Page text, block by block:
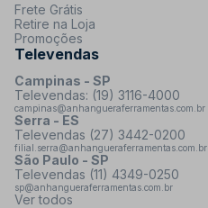
Frete Grátis
Retire na Loja
Promoções
Televendas
Campinas - SP
Televendas: (19) 3116-4000
campinas@anhangueraferramentas.com.br
Serra - ES
Televendas (27) 3442-0200
filial.serra@anhangueraferramentas.com.br
São Paulo - SP
Televendas (11) 4349-0250
sp@anhangueraferramentas.com.br
Ver todos